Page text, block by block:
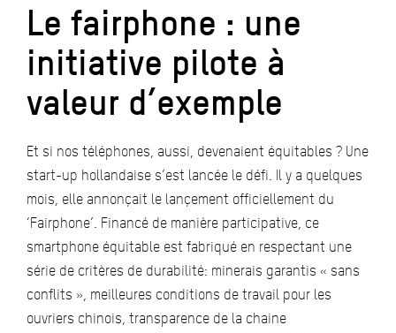
Le fairphone : une
initiative pilote à
valeur d’exemple
Et si nos téléphones, aussi, devenaient équitables ? Une
start-up hollandaise s’est lancée le défi. Il y a quelques
mois, elle annonçait le lançement officiellement du
‘Fairphone’. Financé de manière participative, ce
smartphone équitable est fabriqué en respectant une
série de critères de durabilité: minerais garantis « sans
conflits », meilleures conditions de travail pour les
ouvriers chinois, transparence de la chaine